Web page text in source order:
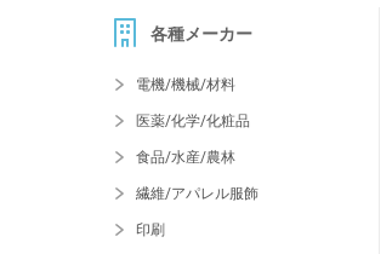
各種メーカー
電機/機械/材料
医薬/化学/化粧品
食品/水産/農林
繊維/アパレル服飾
印刷